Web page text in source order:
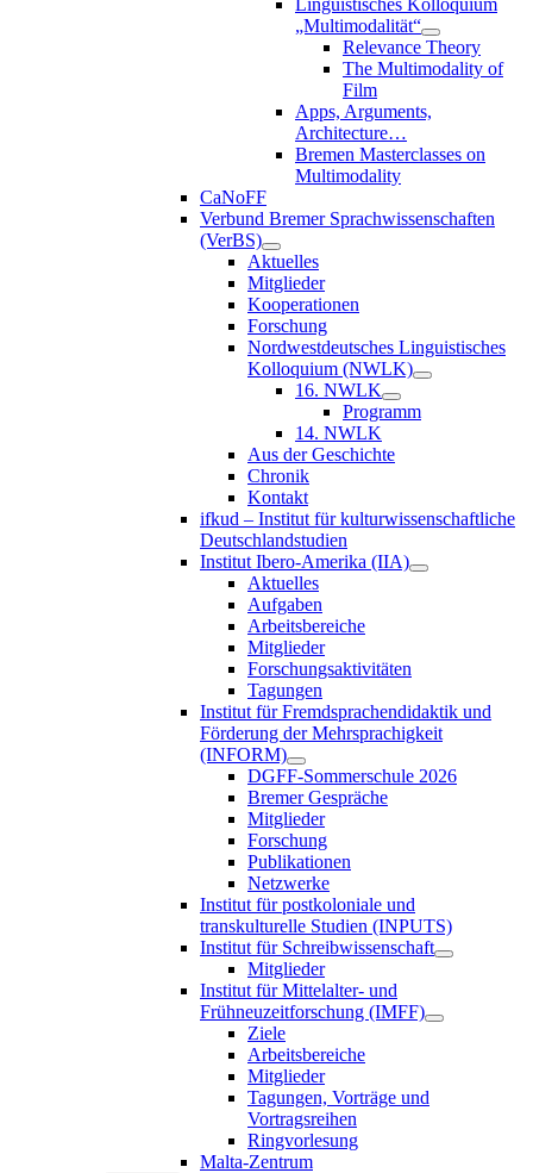
„Multimodalität“
Relevance Theory
The Multimodality of
Film
Apps, Arguments,
Architecture…
Bremen Masterclasses on
Multimodality
CaNoFF
Verbund Bremer Sprachwissenschaften
(VerBS)
Aktuelles
Mitglieder
Kooperationen
Forschung
Nordwestdeutsches Linguistisches
Kolloquium (NWLK)
16. NWLK
Programm
14. NWLK
Aus der Geschichte
Chronik
Kontakt
ifkud – Institut für kulturwissenschaftliche
Deutschlandstudien
Institut Ibero-Amerika (IIA)
Aktuelles
Aufgaben
Arbeitsbereiche
Mitglieder
Forschungsaktivitäten
Tagungen
Institut für Fremdsprachendidaktik und
Förderung der Mehrsprachigkeit
(INFORM)
DGFF-Sommerschule 2026
Bremer Gespräche
Mitglieder
Forschung
Publikationen
Netzwerke
Institut für postkoloniale und
transkulturelle Studien (INPUTS)
Institut für Schreibwissenschaft
Mitglieder
Institut für Mittelalter- und
Frühneuzeitforschung (IMFF)
Ziele
Arbeitsbereiche
Mitglieder
Tagungen, Vorträge und
Vortragsreihen
Ringvorlesung
Malta-Zentrum